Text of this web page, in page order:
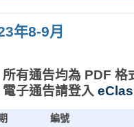
年8-9月
有通告均為 PDF 格
子通告請登入
編號